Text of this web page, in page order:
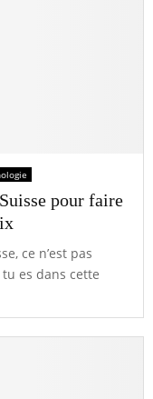
pour faire
ce n’est pas
es dans cette